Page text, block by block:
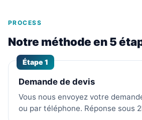
PROCESS
Notre méthode en 5
Étape 1
Demande de devis
Vous nous envoyez votre
ou par téléphone. Réponse sous